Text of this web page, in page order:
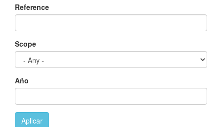
Reference
Scope
Año
Aplicar